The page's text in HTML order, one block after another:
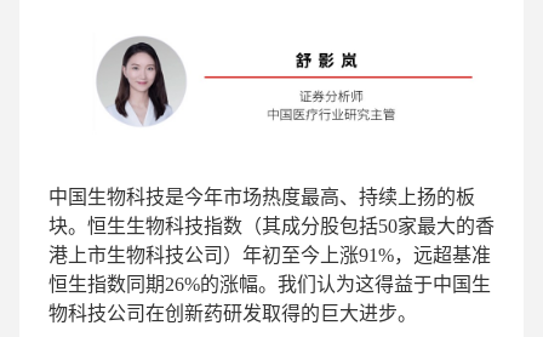
中国生物科技是今年市场热度最高、持续上扬的板
块。恒生生物科技指数（其成分股包括50家最大的香
港上市生物科技公司）年初至今上涨91%，远超基准
恒生指数同期26%的涨幅。我们认为这得益于中国生
物科技公司在创新药研发取得的巨大进步。